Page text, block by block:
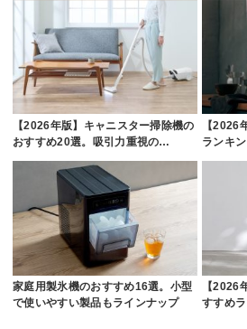
【2026年版】キャニスター掃除機の
おすすめ20選。吸引力重視の…
【2026
ランキ
家庭用製氷機のおすすめ16選。小型
で使いやすい製品もラインナップ
【2026
すすめ